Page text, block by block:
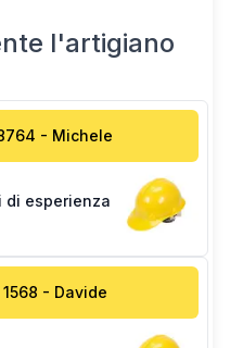
l'artigiano
- Michele
di esperienza
- Davide